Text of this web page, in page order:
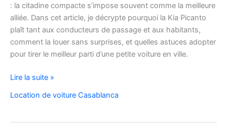
: la citadine compacte s’impose souvent comme la meilleure
alliée. Dans cet article, je décrypte pourquoi la Kia Picanto
plaît tant aux conducteurs de passage et aux habitants,
comment la louer sans surprises, et quelles astuces adopter
pour tirer le meilleur parti d’une petite voiture en ville.
louez
Lire la suite »
Location de voiture Casablanca